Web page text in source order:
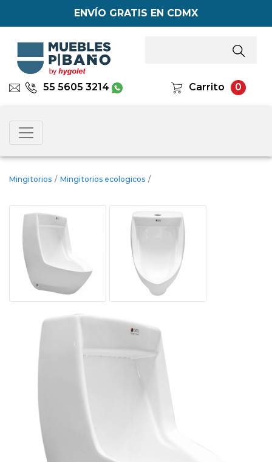
ENVÍO GRATIS EN CDMX
55 5605 3214 Carrito 0
Mingitorios / Mingitorios ecologicos /